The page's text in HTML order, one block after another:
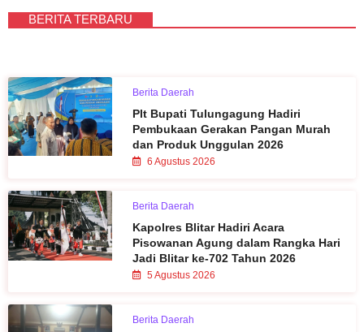
BERITA TERBARU
Berita Daerah
Plt Bupati Tulungagung Hadiri
Pembukaan Gerakan Pangan Murah
dan Produk Unggulan 2026
6 Agustus 2026
Berita Daerah
Kapolres Blitar Hadiri Acara
Pisowanan Agung dalam Rangka Hari
Jadi Blitar ke-702 Tahun 2026
5 Agustus 2026
Berita Daerah